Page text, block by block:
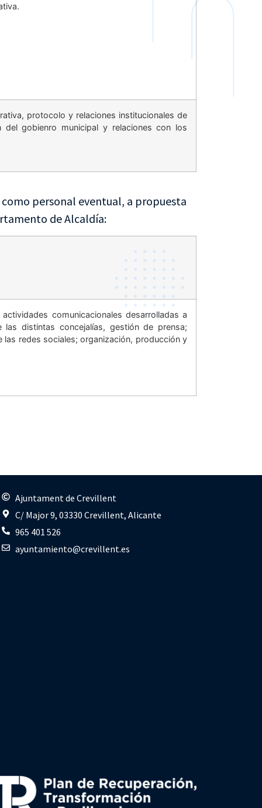
protocolo y relaciones institucionales de
del gobienro municipal y relaciones con los
personal eventual, a propuesta
de Alcaldía:
comunicacionales desarrolladas a
distintas concejalías, gestión de prensa;
redes sociales; organización, producción y
Ajuntament de Crevillent
C/ Major 9, 03330 Crevillent, Alicante
965 401 526
ayuntamiento@crevillent.es